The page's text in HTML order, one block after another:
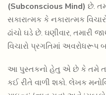
(Subconscious Mind) છે.
સકારાત્મક કે નકારાત્મક
ઢાંચો ઘડે છે. ઘણીવાર, તમારી
વિચારો પ્રગતિમાં અવરોધરૂપ
આ પુસ્તકનો હેતુ એ છે કે તમે
કઈ રીતે વાળી શકો. લેખક